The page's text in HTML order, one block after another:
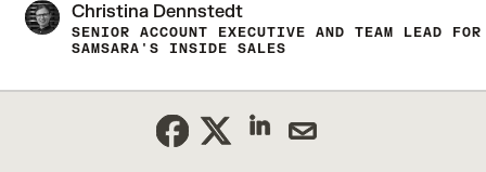
Christina Dennstedt
SENIOR ACCOUNT EXECUTIVE AND TEAM LEAD FOR
SAMSARA'S INSIDE SALES